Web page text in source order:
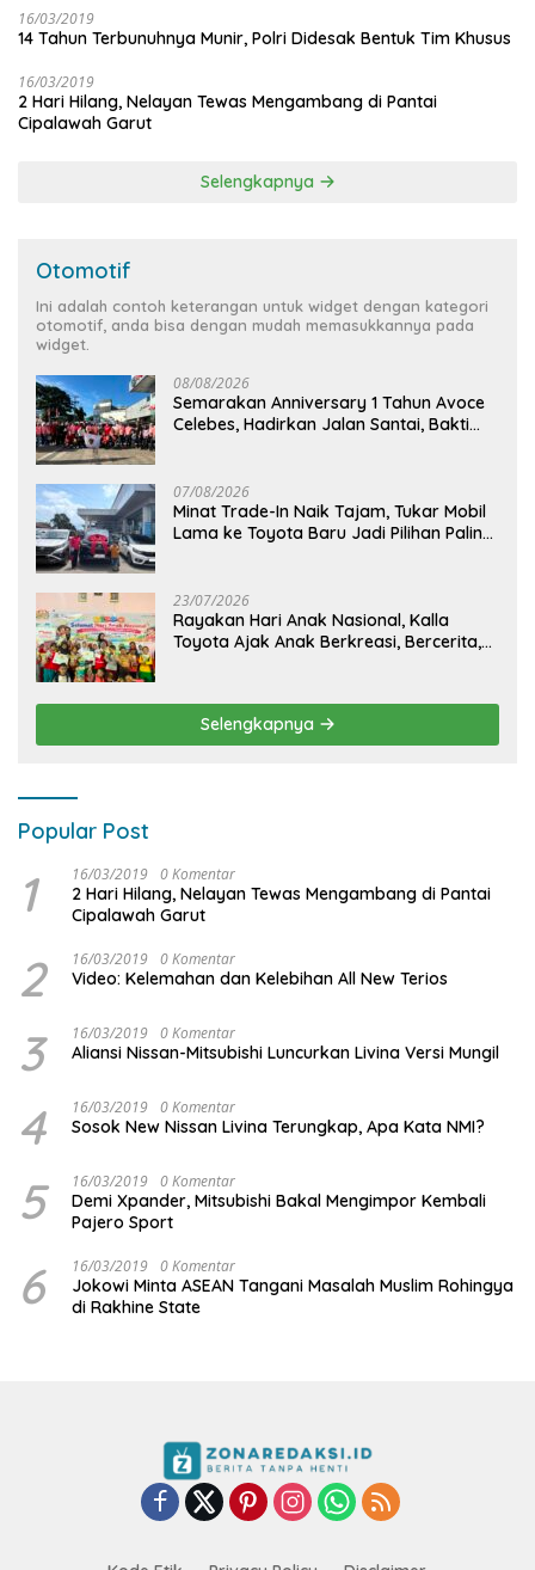
16/03/2019
14 Tahun Terbunuhnya Munir, Polri Didesak Bentuk Tim Khusus
16/03/2019
2 Hari Hilang, Nelayan Tewas Mengambang di Pantai
Cipalawah Garut
Selengkapnya
Otomotif
Ini adalah contoh keterangan untuk widget dengan kategori
otomotif, anda bisa dengan mudah memasukkannya pada
widget.
08/08/2026
Semarakan Anniversary 1 Tahun Avoce
Celebes, Hadirkan Jalan Santai, Bakti
07/08/2026
Minat Trade-In Naik Tajam, Tukar Mobil
Lama ke Toyota Baru Jadi Pilihan Paling
23/07/2026
Rayakan Hari Anak Nasional, Kalla
Toyota Ajak Anak Berkreasi, Bercerita,
Selengkapnya
Popular Post
1 16/03/2019 0 Komentar
2 Hari Hilang, Nelayan Tewas Mengambang di Pantai
Cipalawah Garut
2 16/03/2019 0 Komentar
Video: Kelemahan dan Kelebihan All New Terios
3 16/03/2019 0 Komentar
Aliansi Nissan-Mitsubishi Luncurkan Livina Versi Mungil
4 16/03/2019 0 Komentar
Sosok New Nissan Livina Terungkap, Apa Kata NMI?
5 16/03/2019 0 Komentar
Demi Xpander, Mitsubishi Bakal Mengimpor Kembali
Pajero Sport
6 16/03/2019 0 Komentar
Jokowi Minta ASEAN Tangani Masalah Muslim Rohingya
di Rakhine State